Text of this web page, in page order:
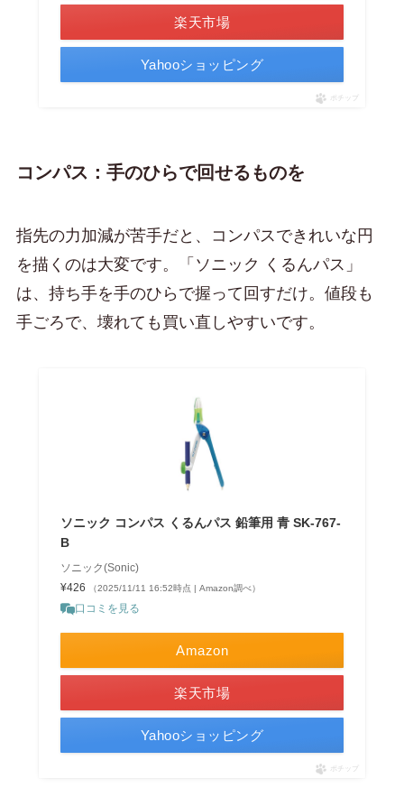
楽天市場
Yahooショッピング
ポチップ
コンパス：手のひらで回せるものを
指先の力加減が苦手だと、コンパスできれいな円
を描くのは大変です。「ソニック くるんパス」
は、持ち手を手のひらで握って回すだけ。値段も
手ごろで、壊れても買い直しやすいです。
ソニック コンパス くるんパス 鉛筆用 青 SK-767-
B
ソニック(Sonic)
¥426
（2025/11/11 16:52時点 | Amazon調べ）
口コミを見る
Amazon
楽天市場
Yahooショッピング
ポチップ